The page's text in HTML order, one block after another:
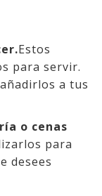
Estos
para servir.
a tus
o cenas
para
desees